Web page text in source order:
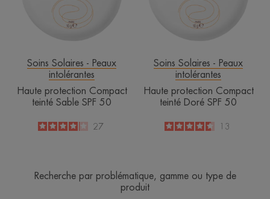
SPF
50
Soins Solaires - Peaux
intolérantes
Haute protection Compact
teinté Sable SPF 50
4.1
/
5
27
SPF
50
Soins Solaires - Peaux
intolérantes
Haute protection Compact
teinté Doré SPF 50
4.6
/513
Recherche par problématique, gamme ou type de
produit